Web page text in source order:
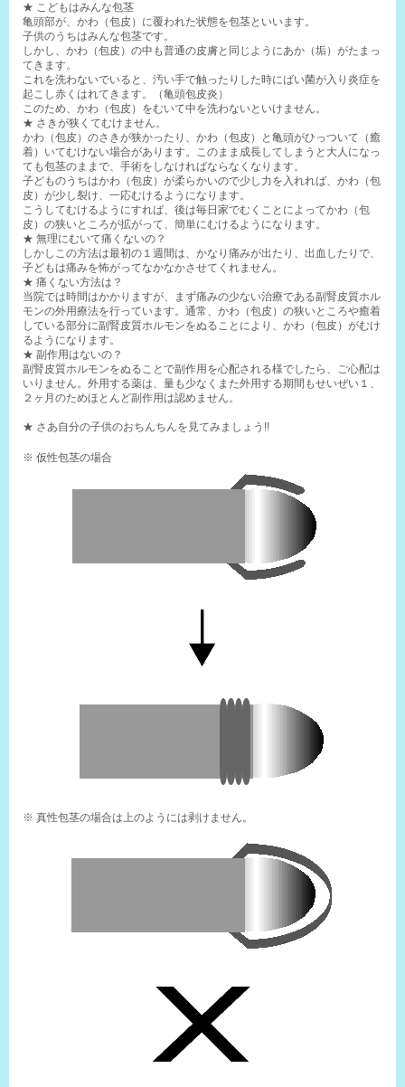
★ こどもはみんな包茎
亀頭部が、かわ（包皮）に覆われた状態を包茎といいます。
子供のうちはみんな包茎です。
しかし、かわ（包皮）の中も普通の皮膚と同じようにあか（垢）がたまっ
てきます。
これを洗わないでいると、汚い手で触ったりした時にばい菌が入り炎症を
起こし赤くはれてきます。（亀頭包皮炎）
このため、かわ（包皮）をむいて中を洗わないといけません。
★ さきが狭くてむけません。
かわ（包皮）のさきが狭かったり、かわ（包皮）と亀頭がひっついて（癒
着）いてむけない場合があります。このまま成長してしまうと大人になっ
ても包茎のままで、手術をしなければならなくなります。
子どものうちはかわ（包皮）が柔らかいので少し力を入れれば、かわ（包
皮）が少し裂け、一応むけるようになります。
こうしてむけるようにすれば、後は毎日家でむくことによってかわ（包
皮）の狭いところが拡がって、簡単にむけるようになります。
★ 無理にむいて痛くないの？
しかしこの方法は最初の１週間は、かなり痛みが出たり、出血したりで、
子どもは痛みを怖がってなかなかさせてくれません。
★ 痛くない方法は？
当院では時間はかかりますが、まず痛みの少ない治療である副腎皮質ホル
モンの外用療法を行っています。通常、かわ（包皮）の狭いところや癒着
している部分に副腎皮質ホルモンをぬることにより、かわ（包皮）がむけ
るようになります。
★ 副作用はないの？
副腎皮質ホルモンをぬることで副作用を心配される様でしたら、ご心配は
いりません。外用する薬は、量も少なくまた外用する期間もせいぜい１、
２ヶ月のためほとんど副作用は認めません。
★ さあ自分の子供のおちんちんを見てみましょう!!
※ 仮性包茎の場合
※ 真性包茎の場合は上のようには剥けません。